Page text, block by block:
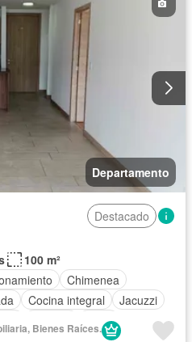
Departamento
Destacado
100 m²
Chimenea
Cocina integral
Jacuzzi
Agua
Bienes Raíces.